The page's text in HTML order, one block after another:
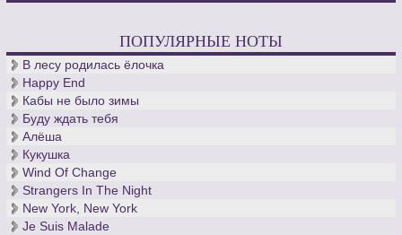
ПОПУЛЯРНЫЕ НОТЫ
В лесу родилась ёлочка
Happy End
Кабы не было зимы
Буду ждать тебя
Алёша
Кукушка
Wind Of Change
Strangers In The Night
New York, New York
Je Suis Malade